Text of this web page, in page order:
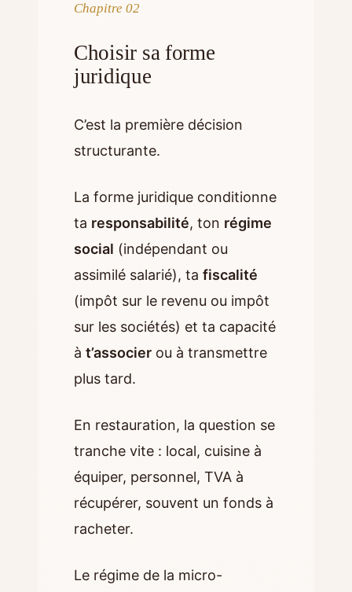
Chapitre 02
Choisir sa forme
juridique
C’est la première décision
structurante.
La forme juridique conditionne
ta responsabilité, ton régime
social (indépendant ou
assimilé salarié), ta fiscalité
(impôt sur le revenu ou impôt
sur les sociétés) et ta capacité
à t’associer ou à transmettre
plus tard.
En restauration, la question se
tranche vite : local, cuisine à
équiper, personnel, TVA à
récupérer, souvent un fonds à
racheter.
Le régime de la micro-